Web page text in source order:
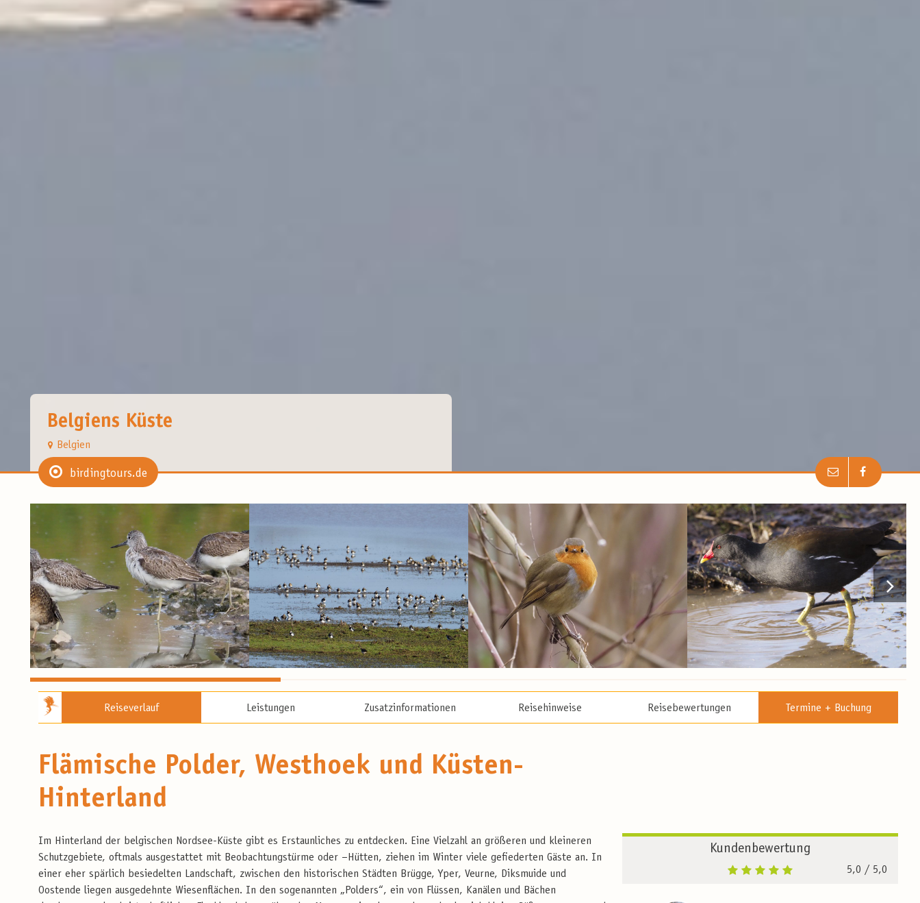
Belgiens Küste
Belgien
birdingtours.de
Reiseverlauf Leistungen Zusatzinformationen Reisehinweise Reisebewertungen Termine + Buchung
Flämische Polder, Westhoek und Küsten-
Hinterland
Im Hinterland der belgischen Nordsee-Küste gibt es Erstaunliches zu entdecken. Eine Vielzahl an größeren und kleineren
Schutzgebiete, oftmals ausgestattet mit Beobachtungstürme oder –Hütten, ziehen im Winter viele gefiederten Gäste an. In
einer eher spärlich besiedelten Landschaft, zwischen den historischen Städten Brügge, Yper, Veurne, Diksmuide und
Oostende liegen ausgedehnte Wiesenflächen. In den sogenannten „Polders“, ein von Flüssen, Kanälen und Bächen
Kundenbewertung
5,0 / 5,0